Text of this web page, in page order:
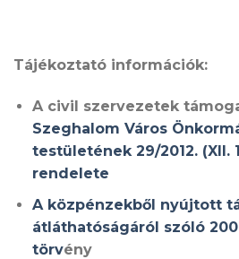
Tájékoztató információk:
A civil szervezetek
Szeghalom Város
testületének 29/2012. (XII.
rendelete
A közpénzekből nyújtott
átláthatóságáról szóló
törvény